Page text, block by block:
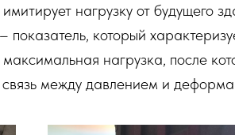
нагрузку от будущего
– показатель, который
нагрузка, после
между давлением и